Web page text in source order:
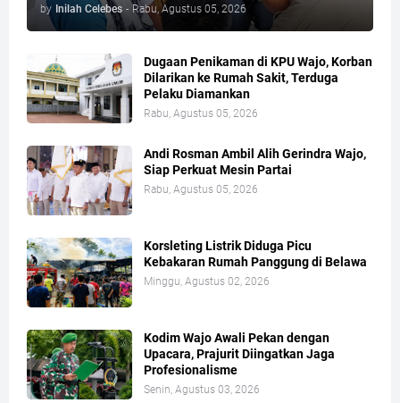
by Inilah Celebes - Rabu, Agustus 05, 2026
Dugaan Penikaman di KPU Wajo, Korban
Dilarikan ke Rumah Sakit, Terduga
Pelaku Diamankan
Rabu, Agustus 05, 2026
Andi Rosman Ambil Alih Gerindra Wajo,
Siap Perkuat Mesin Partai
Rabu, Agustus 05, 2026
Korsleting Listrik Diduga Picu
Kebakaran Rumah Panggung di Belawa
Minggu, Agustus 02, 2026
Kodim Wajo Awali Pekan dengan
Upacara, Prajurit Diingatkan Jaga
Profesionalisme
Senin, Agustus 03, 2026